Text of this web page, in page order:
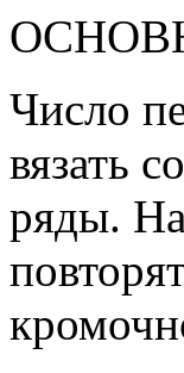
Число
вязать
ряды.